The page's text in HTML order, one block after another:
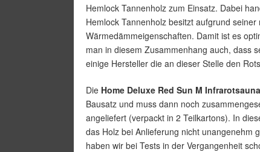
Hemlock Tannenholz zum Einsatz. Dabei
Hemlock Tannenholz besitzt aufgrund
Wärmedämmeigenschaften. Damit ist es
man in diesem Zusammenhang auch, dass
einige Hersteller die an dieser Stelle den
Die Home Deluxe Red Sun M Infrarotsauna
Bausatz und muss dann noch
angeliefert (verpackt in 2 Teilkartons). In
das Holz bei Anlieferung nicht unangenehm
haben wir bei Tests in der Vergangenheit